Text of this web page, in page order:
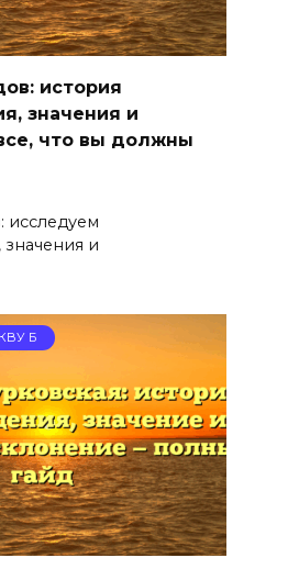
история
значения и
что вы должны
исследуем
и
Б